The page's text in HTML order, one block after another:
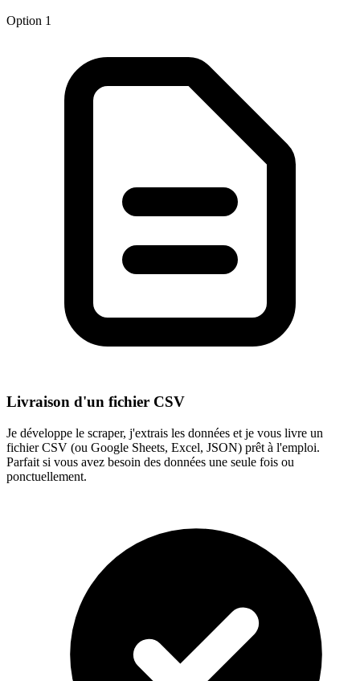
Option 1
Livraison d'un fichier CSV
Je développe le scraper, j'extrais les données et je vous livre un
fichier CSV (ou Google Sheets, Excel, JSON) prêt à l'emploi.
Parfait si vous avez besoin des données une seule fois ou
ponctuellement.